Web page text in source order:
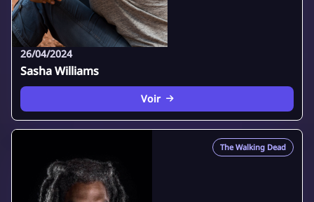
26/04/2024
Sasha Williams
Voir
The Walking Dead